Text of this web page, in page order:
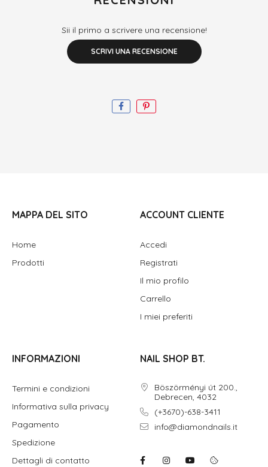
Sii il primo a scrivere una recensione!
SCRIVI UNA RECENSIONE
MAPPA DEL SITO
Home
Prodotti
ACCOUNT CLIENTE
Accedi
Registrati
Il mio profilo
Carrello
I miei preferiti
INFORMAZIONI
Termini e condizioni
Informativa sulla privacy
Pagamento
Spedizione
Dettagli di contatto
NAIL SHOP BT.
Böszörményi út 200.,
Debrecen, 4032
(+3670)-638-3411
info@diamondnails.it